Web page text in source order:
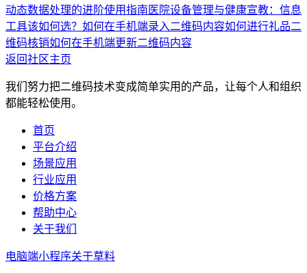
动态数据处理的进阶使用指南 医院设备管理与健康宣教：信息
工具该如何选？ 如何在手机端录入二维码内容如何进行礼品二
维码核销如何在手机端更新二维码内容
返回社区主页
我们努力把二维码技术变成简单实用的产品，让每个人和组织
都能轻松使用。
首页
平台介绍
场景应用
行业应用
价格方案
帮助中心
关于我们
电脑端小程序关于草料